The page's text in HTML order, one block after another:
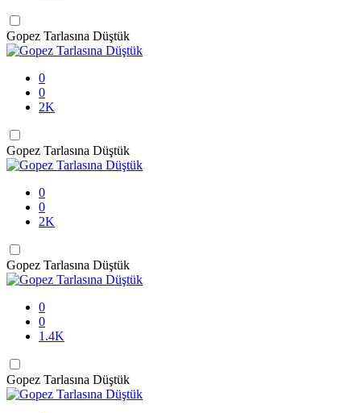
Gopez Tarlasına Düştük
0
0
2K
Gopez Tarlasına Düştük
0
0
2K
Gopez Tarlasına Düştük
0
0
1.4K
Gopez Tarlasına Düştük